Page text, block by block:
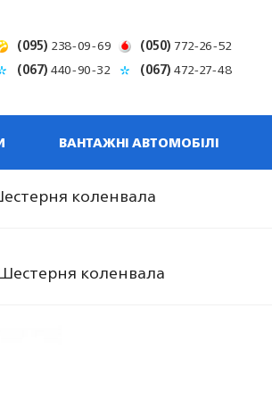
(095) 238-09-69 (050) 772-26-52
(067)440-90-32 (067)472-27-48
ВАНТАЖНІ АВТОМОБІЛІ
коленвала
коленвала